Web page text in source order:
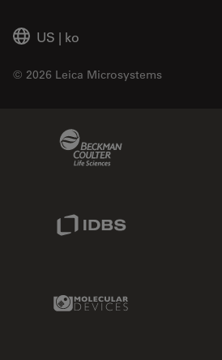
US | ko
© 2026 Leica Microsystems
IDBS Link
Molecular Devices Link